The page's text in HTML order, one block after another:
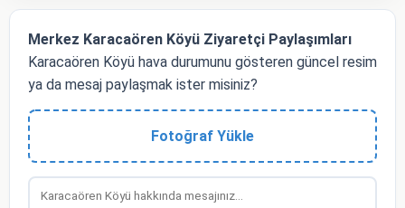
Merkez Karacaören Köyü Ziyaretçi Paylaşımları
Karacaören Köyü hava durumunu gösteren güncel resim
ya da mesaj paylaşmak ister misiniz?
Fotoğraf Yükle